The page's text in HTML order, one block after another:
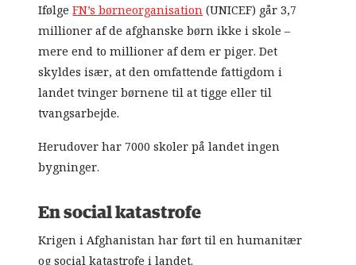
IfølgeFN’s børneorganisation(UNICEF) går 3,7
millioner af de afghanske børn ikke i skole –
mere end to millioner af dem er piger. Det
skyldes især, at den omfattende fattigdom i
landet tvinger børnene til at tigge eller til
tvangsarbejde.
Herudover har 7000 skoler på landet ingen
bygninger.
En social katastrofe
Krigen i Afghanistan har ført til en humanitær
og social katastrofe i landet.